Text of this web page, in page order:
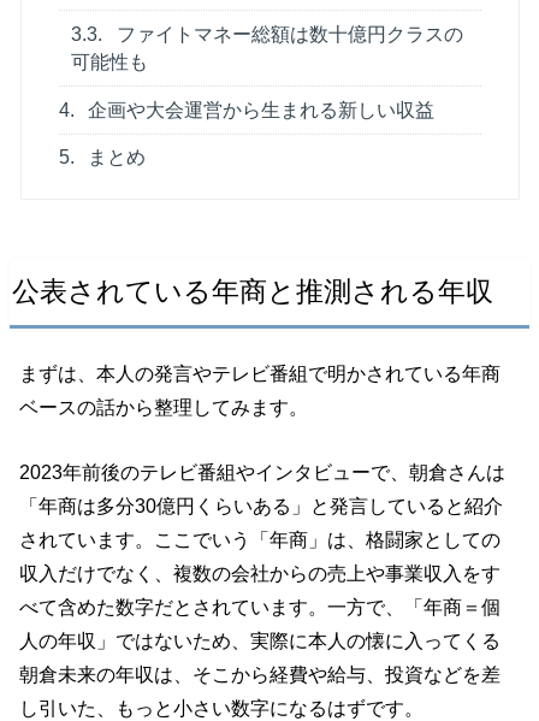
3.3.
ファイトマネー総額は数十億円クラスの
可能性も
4. 企画や大会運営から生まれる新しい収益
5. まとめ
公表されている年商と推測される年収
まずは、本人の発言やテレビ番組で明かされている年商
ベースの話から整理してみます。
2023年前後のテレビ番組やインタビューで、朝倉さんは
「年商は多分30億円くらいある」と発言していると紹介
されています。ここでいう「年商」は、格闘家としての
収入だけでなく、複数の会社からの売上や事業収入をす
べて含めた数字だとされています。一方で、「年商＝個
人の年収」ではないため、実際に本人の懐に入ってくる
朝倉未来の年収は、そこから経費や給与、投資などを差
し引いた、もっと小さい数字になるはずです。